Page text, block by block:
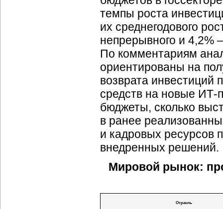
темпы роста
их среднегодового
непрерывного и 4,2%
По комментариям
ориентированы на
возврата инвестиций
средств на новые ИТ-
бюджеты, сколько
в ранее
и кадровых ресурсов
внедренных решений.
Мировой рынок:
Отрасль